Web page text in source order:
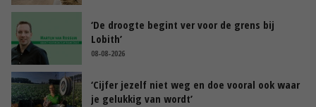
‘De droogte begint ver voor de grens bij
Lobith’
08-08-2026
‘Cijfer jezelf niet weg en doe vooral ook waar
je gelukkig van wordt’